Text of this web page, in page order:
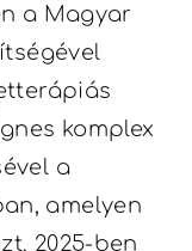
a Magyar
komplex
a
amelyen
2025-ben